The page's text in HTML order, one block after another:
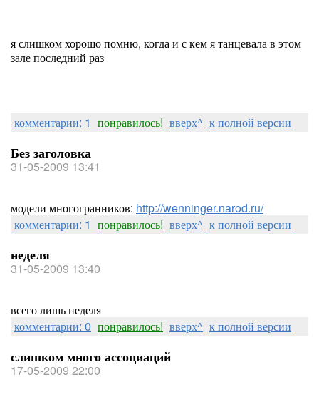
я слишком хорошо помню, когда и с кем я танцевала в этом
зале последний раз
комментарии: 1 понравилось! вверх^ к полной версии
Без заголовка
31-05-2009 13:41
модели многогранников: http://wenninger.narod.ru/
комментарии: 1 понравилось! вверх^ к полной версии
неделя
31-05-2009 13:40
всего лишь неделя
комментарии: 0 понравилось! вверх^ к полной версии
слишком много ассоциаций
17-05-2009 22:00